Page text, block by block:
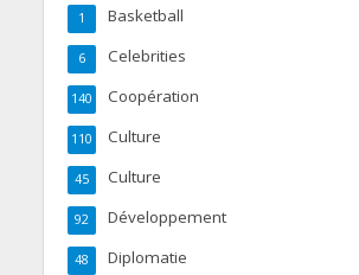
Basketball
1
Celebrities
6
Coopération
140
Culture
110
Culture
45
Développement
92
Diplomatie
48